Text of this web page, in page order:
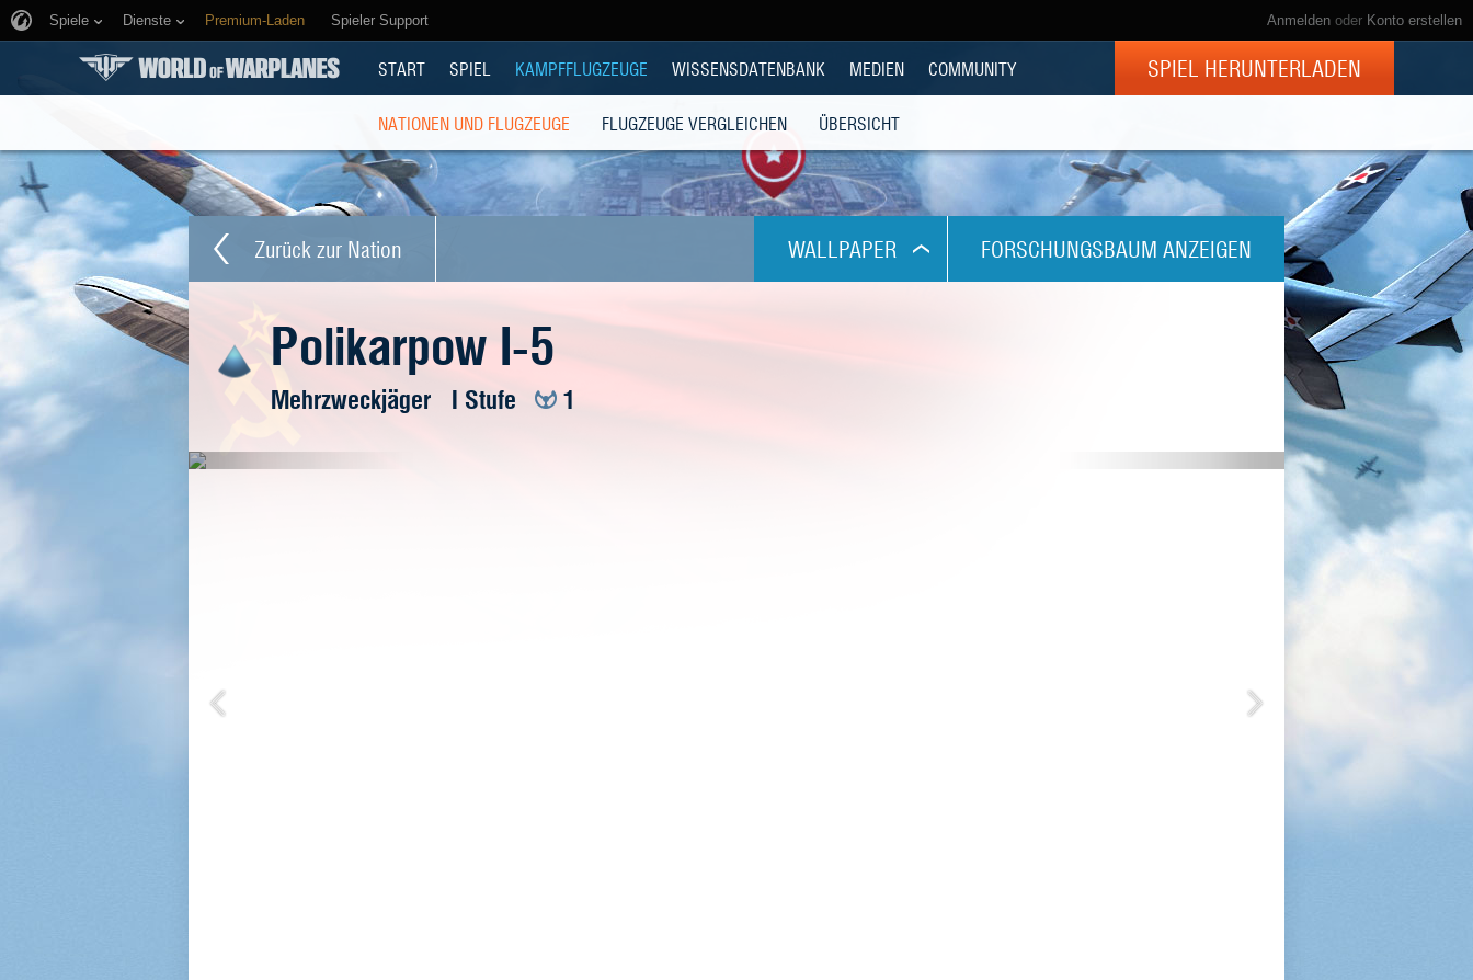
Anmelden oder Konto erstellen
Spiele Dienste Premium-Laden Spieler Support
START SPIEL KAMPFFLUGZEUGE WISSENSDATENBANK MEDIEN COMMUNITY SPIEL HERUNTERLADEN
NATIONEN UND FLUGZEUGE FLUGZEUGE VERGLEICHEN ÜBERSICHT
Zurück zur Nation
WALLPAPER
FORSCHUNGSBAUM ANZEIGEN
Polikarpow I-5
Mehrzweckjäger I Stufe 1